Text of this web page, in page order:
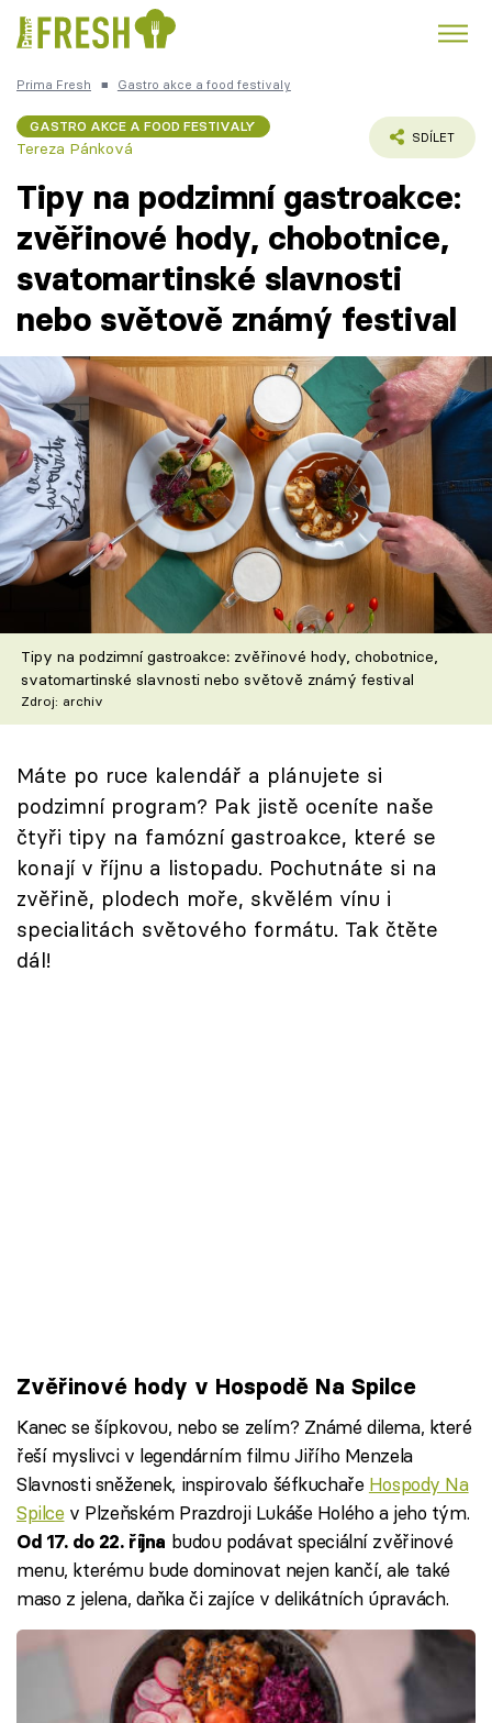
Česká kuchyně
Témata
Recepty
Články
TV Program
Škola vaření
Recepty z TV
Speciál: Cuketa
Těhotnej kuchař
Sledujte prima+
Přihlášení
Sledujte nás
Prima Fresh ■ Gastro akce a food festivaly
GASTRO AKCE A FOOD FESTIVALY
Tereza Pánková
SDÍLET
Tipy na podzimní gastroakce:
zvěřinové hody, chobotnice,
svatomartinské slavnosti
nebo světově známý festival
Tipy na podzimní gastroakce: zvěřinové hody, chobotnice,
svatomartinské slavnosti nebo světově známý festival
Zdroj: archiv
Máte po ruce kalendář a plánujete si
podzimní program? Pak jistě oceníte naše
čtyři tipy na famózní gastroakce, které se
konají v říjnu a listopadu. Pochutnáte si na
zvěřině, plodech moře, skvělém vínu i
specialitách světového formátu. Tak čtěte
dál!
Zvěřinové hody v Hospodě Na Spilce
Kanec se šípkovou, nebo se zelím? Známé dilema, které
řeší myslivci v legendárním filmu Jiřího Menzela
Slavnosti sněženek, inspirovalo šéfkuchaře Hospody Na
Spilcev Plzeňském Prazdroji Lukáše Holého a jeho tým.
Od 17. do 22. října budou podávat speciální zvěřinové
menu, kterému bude dominovat nejen kančí, ale také
maso z jelena, daňka či zajíce v delikátních úpravách.